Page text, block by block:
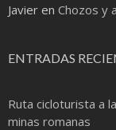
Javier en Chozos y
ENTRADAS
Ruta cicloturista a
minas romanas